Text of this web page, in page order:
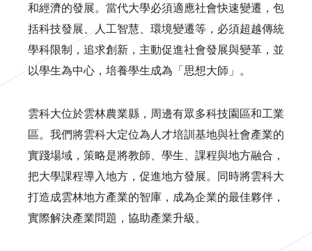
和經濟的發展。當代大學必須適應社會快速變遷，包
括科技發展、人工智慧、環境變遷等，必須超越傳統
學科限制，追求創新，主動促進社會發展與變革，並
以學生為中心，培養學生成為「思想大師」。
雲科大位於雲林農業縣，周邊有眾多科技園區和工業
區。我們將雲科大定位為人才培訓基地與社會產業的
實踐場域，策略是將教師、學生、課程與地方融合，
把大學課程導入地方，促進地方發展。同時將雲科大
打造成雲林地方產業的智庫，成為企業的最佳夥伴，
實際解決產業問題，協助產業升級。